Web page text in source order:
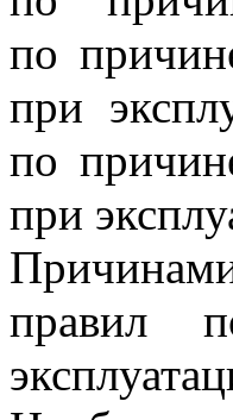
по
при
по
при
правил